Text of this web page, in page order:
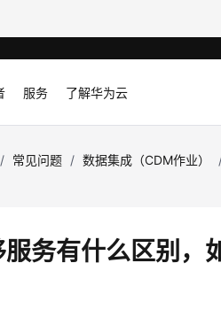
服务 了解华为云
/ 常见问题 / 数据集成（CDM作业）
务有什么区别，